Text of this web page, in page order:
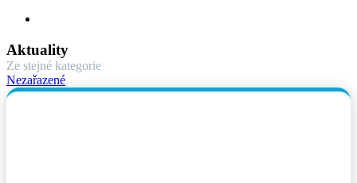
Aktuality
Ze stejné kategorie
Nezařazené